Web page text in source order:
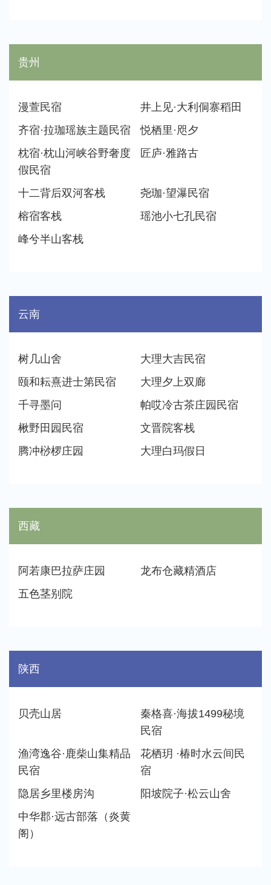
贵州
漫萱民宿
井上见·大利侗寨稻田
齐宿·拉珈瑶族主题民宿
悦栖里·咫夕
枕宿·枕山河峡谷野奢度
假民宿
匠庐·雅路古
十二背后双河客栈
尧珈·望瀑民宿
榕宿客栈
瑶池小七孔民宿
峰兮半山客栈
云南
树几山舍
大理大吉民宿
颐和耘熹进士第民宿
大理夕上双廊
千寻墨问
帕哎冷古茶庄园民宿
楸野田园民宿
文晋院客栈
腾冲桫椤庄园
大理白玛假日
西藏
阿若康巴拉萨庄园
龙布仓藏精酒店
五色茎别院
陕西
贝壳山居
秦格喜·海拔1499秘境
民宿
渔湾逸谷·鹿柴山集精品
民宿
花栖玥 ·椿时水云间民
宿
隐居乡里楼房沟
阳坡院子·松云山舍
中华郡·远古部落（炎黄
阁）